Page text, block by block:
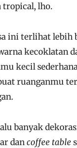
tropical, lho.
ini terlihat lebih
kecoklatan
kecil
ruanganmu
banyak
dancoffee table